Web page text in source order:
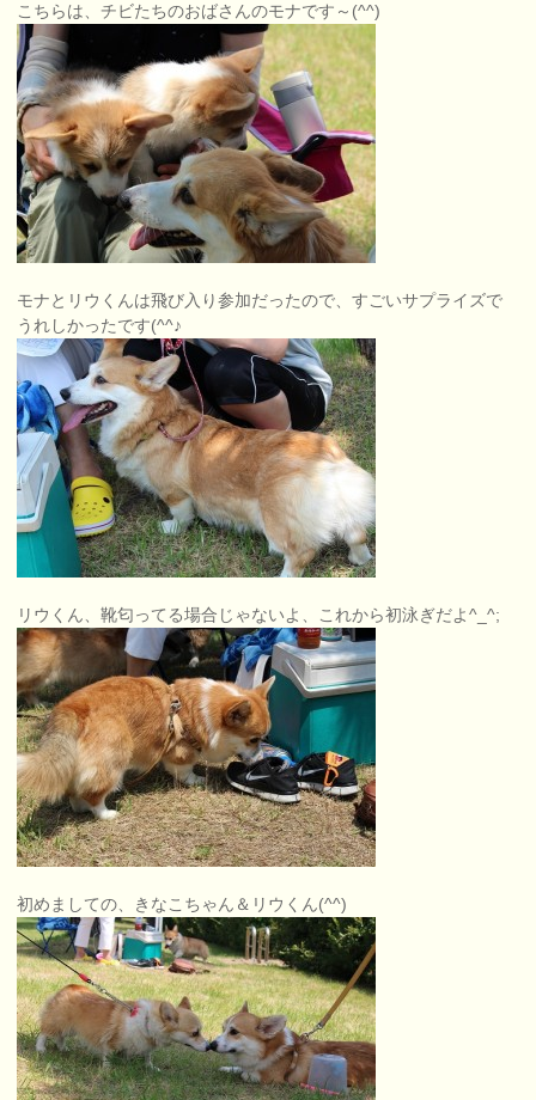
こちらは、チビたちのおばさんのモナです～(^^)
モナとリウくんは飛び入り参加だったので、すごいサプライズで
うれしかったです(^^♪
リウくん、靴匂ってる場合じゃないよ、これから初泳ぎだよ^_^;
初めましての、きなこちゃん＆リウくん(^^)